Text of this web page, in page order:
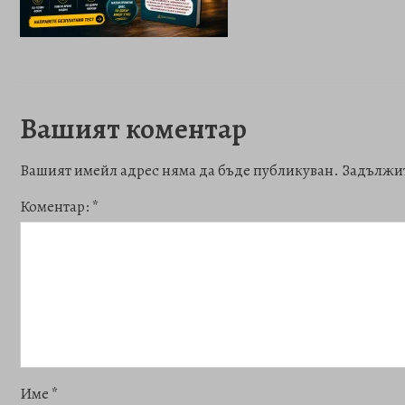
Вашият коментар
Вашият имейл адрес няма да бъде публикуван.
Коментар: *
Име *